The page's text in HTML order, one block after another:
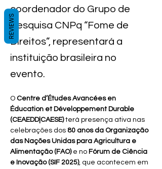
coordenador do Grupo de
Pesquisa CNPq “Fome de
Direitos”, representará a
instituição brasileira no
evento.
O Centre d’Études Avancées en
Éducation et Développement Durable
(CEAEDD|CAESE) terá presença ativa nas
celebrações dos 80 anos da Organização
das Nações Unidas para Agricultura e
Alimentação (FAO) e no Fórum de Ciência
e Inovação (SIF 2025), que acontecem em
REVIEWS